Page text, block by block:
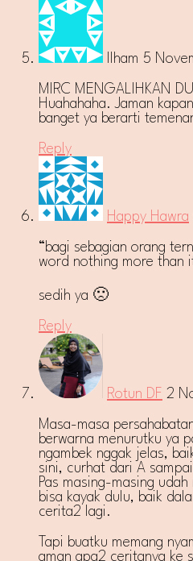
Ilham 5
MIRC MENGALIHKAN
Huahahaha. Jaman
banget ya berarti
Reply
Happy Hawra
“bagi sebagian orang
word nothing more than
sedih ya 🙁
Reply
Rotun DF 2
Masa-masa
berwarna menurutku ya
ngambek nggak jelas,
sini, curhat dari A
Pas masing-masing
bisa kayak dulu, baik
cerita2 lagi.
Tapi buatku memang
aman apa2 ceritanya ke